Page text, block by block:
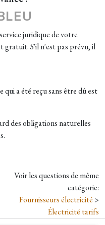
juridique de votre
gratuit. S'il n'est pas prévu, il
a été reçu sans être dû est
des obligations naturelles
Voir les questions de même
catégorie:
Fournisseurs électricité >
Électricité tarifs